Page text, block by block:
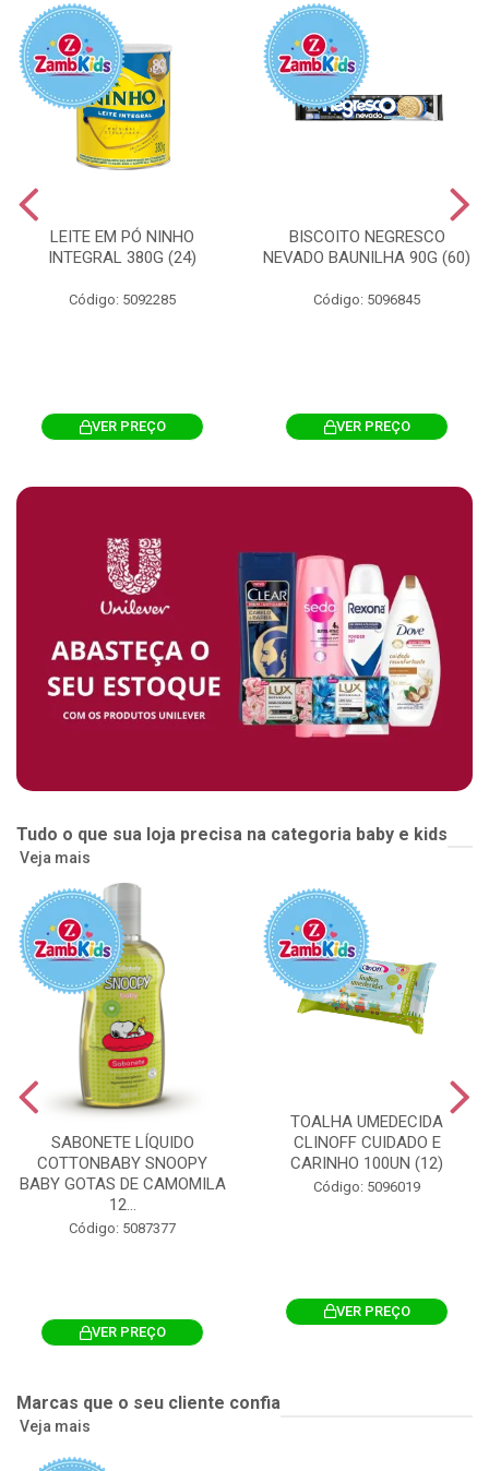
LEITE EM PÓ NINHO
INTEGRAL 380G (24)
Código: 5092285
VER PREÇO
BISCOITO NEGRESCO
NEVADO BAUNILHA 90G (60)
Código: 5096845
VER PREÇO
Tudo o que sua loja precisa na categoria baby e kids
Veja mais
SABONETE LÍQUIDO
COTTONBABY SNOOPY
BABY GOTAS DE CAMOMILA
12...
Código: 5087377
VER PREÇO
TOALHA UMEDECIDA
CLINOFF CUIDADO E
CARINHO 100UN (12)
Código: 5096019
VER PREÇO
Marcas que o seu cliente confia
Veja mais